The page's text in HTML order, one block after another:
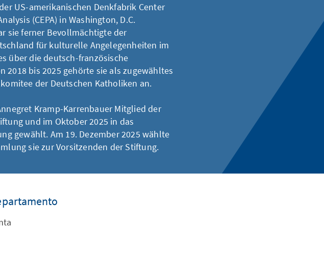
US-amerikanischen Denkfabrik Center
(CEPA) in Washington, D.C.
sie ferner Bevollmächtigte der
für kulturelle Angelegenheiten im
über die deutsch-französische
2018 bis 2025 gehörte sie als zugewähltes
der Deutschen Katholiken an.
Kramp-Karrenbauer Mitglied der
und im Oktober 2025 in das
gewählt. Am 19. Dezember 2025 wählte
sie zur Vorsitzenden der Stiftung.